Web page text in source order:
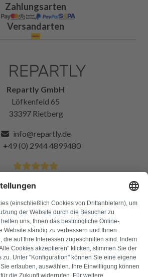
Zahlungsarten
Versandarten
Repartly GmbH
Löfkenfeld 65
33397 Rietberg
info@repartly.de
+49 (0) 2944 4899480
FAQ
Alle Fehlercodes
Über uns